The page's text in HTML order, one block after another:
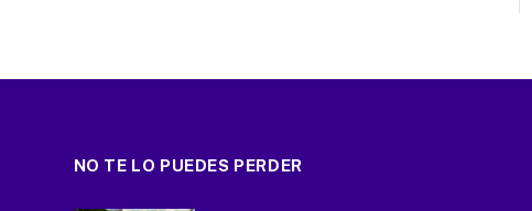
NO TE LO PUEDES PERDER